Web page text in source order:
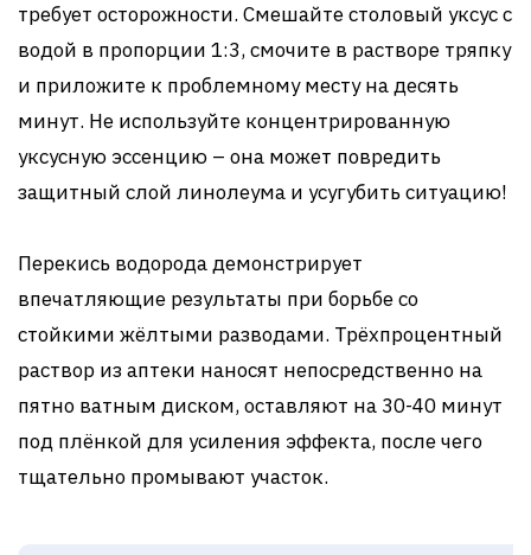
требует осторожности. Смешайте столовый уксус с
водой в пропорции 1:3, смочите в растворе тряпку
и приложите к проблемному месту на десять
минут. Не используйте концентрированную
уксусную эссенцию – она может повредить
защитный слой линолеума и усугубить ситуацию!
Перекись водорода демонстрирует
впечатляющие результаты при борьбе со
стойкими жёлтыми разводами. Трёхпроцентный
раствор из аптеки наносят непосредственно на
пятно ватным диском, оставляют на 30-40 минут
под плёнкой для усиления эффекта, после чего
тщательно промывают участок.